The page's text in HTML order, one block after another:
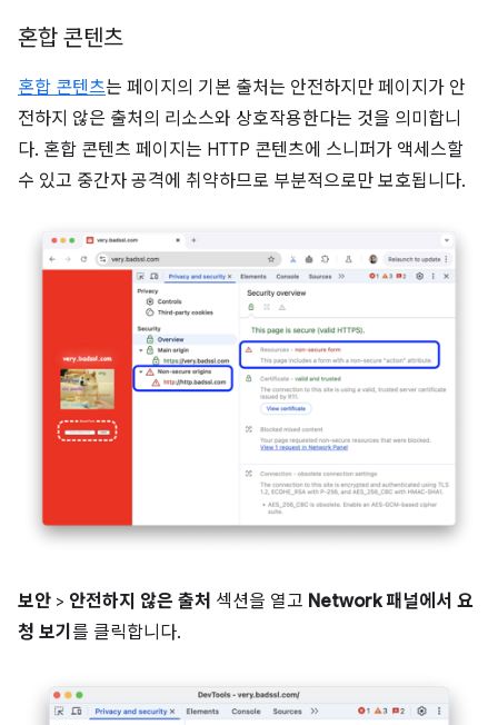
혼합 콘텐츠
혼합 콘텐츠는 페이지의 기본 출처는 안전하지만 페이지가 안
전하지 않은 출처의 리소스와 상호작용한다는 것을 의미합니
다. 혼합 콘텐츠 페이지는 HTTP 콘텐츠에 스니퍼가 액세스할
수 있고 중간자 공격에 취약하므로 부분적으로만 보호됩니다.
보안 > 안전하지 않은 출처 섹션을 열고 Network 패널에서 요
청 보기 를 클릭합니다.